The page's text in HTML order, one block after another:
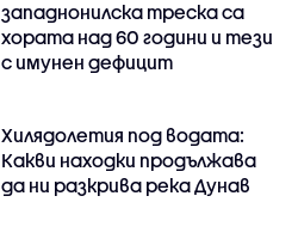
западнонилска треска са
хората над 60 години и тези
с имунен дефицит
Хилядолетия под водата:
Какви находки продължава
да ни разкрива река Дунав